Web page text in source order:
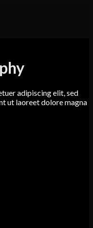
adipiscing elit, sed
ut laoreet dolore magna